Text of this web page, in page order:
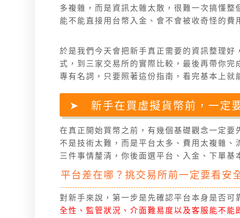
多複雜，而是資訊太雜太散，很難一次搞懂整
能不能直接用台幣入金、會不會被收奇怪的費
於是我們今天會把新手真正需要的資訊整理
式，到三家交易所的實際比較，最後再帶你
專有名詞，只要照著這份指南，看完基本上就
新手在買虛擬貨幣前，一定
在真正開始買幣之前，有幾個基礎觀念一定
不是技術太難，而是平台太多、費用太複雜
三件事情釐清，你後面選平台、入金、下單基
平台差在哪？挑交易所前一定要看安
對新手來說，第一步是先確認平台本身是否可
全性、監管狀況、介面難易度以及客服能不能